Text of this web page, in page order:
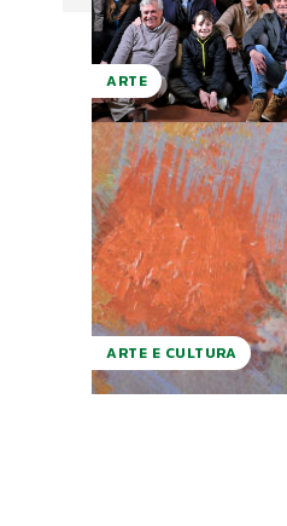
ARTE
ARTE E CULTURA